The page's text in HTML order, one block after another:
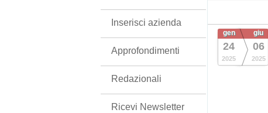
gen
24
2025
giu
06
2025
Inserisci azienda
Approfondimenti
Redazionali
Ricevi Newsletter